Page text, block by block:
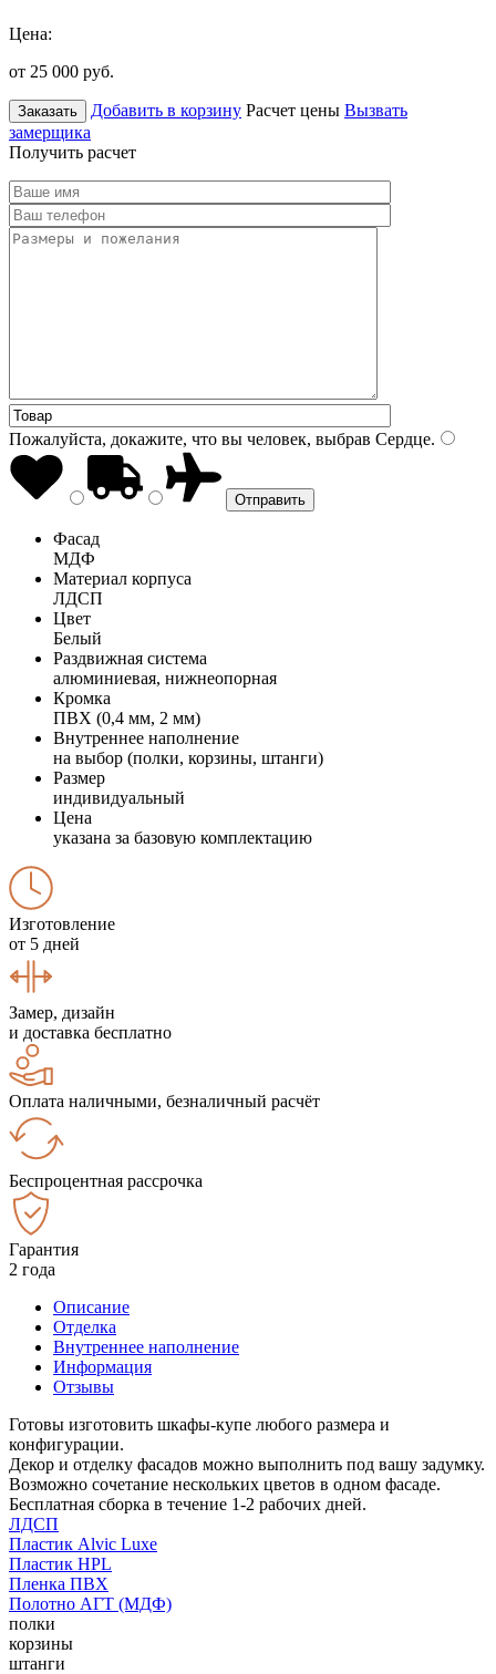
Цена:
от 25 000 руб.
Заказать Добавить в корзину Расчет цены Вызвать
замерщика
Получить расчет
Пожалуйста, докажите, что вы человек, выбрав Сердце.
Фасад
МДФ
Материал корпуса
ЛДСП
Цвет
Белый
Раздвижная система
алюминиевая, нижнеопорная
Кромка
ПВХ (0,4 мм, 2 мм)
Внутреннее наполнение
на выбор (полки, корзины, штанги)
Размер
индивидуальный
Цена
указана за базовую комплектацию
Изготовление
от 5 дней
Замер, дизайн
и доставка бесплатно
Оплата наличными, безналичный расчёт
Беспроцентная рассрочка
Гарантия
2 года
Описание
Отделка
Внутреннее наполнение
Информация
Отзывы
Готовы изготовить шкафы-купе любого размера и
конфигурации.
Декор и отделку фасадов можно выполнить под вашу задумку.
Возможно сочетание нескольких цветов в одном фасаде.
Бесплатная сборка в течение 1-2 рабочих дней.
ЛДСП
Пластик Alvic Luxe
Пластик HPL
Пленка ПВХ
Полотно АГТ (МДФ)
полки
корзины
штанги